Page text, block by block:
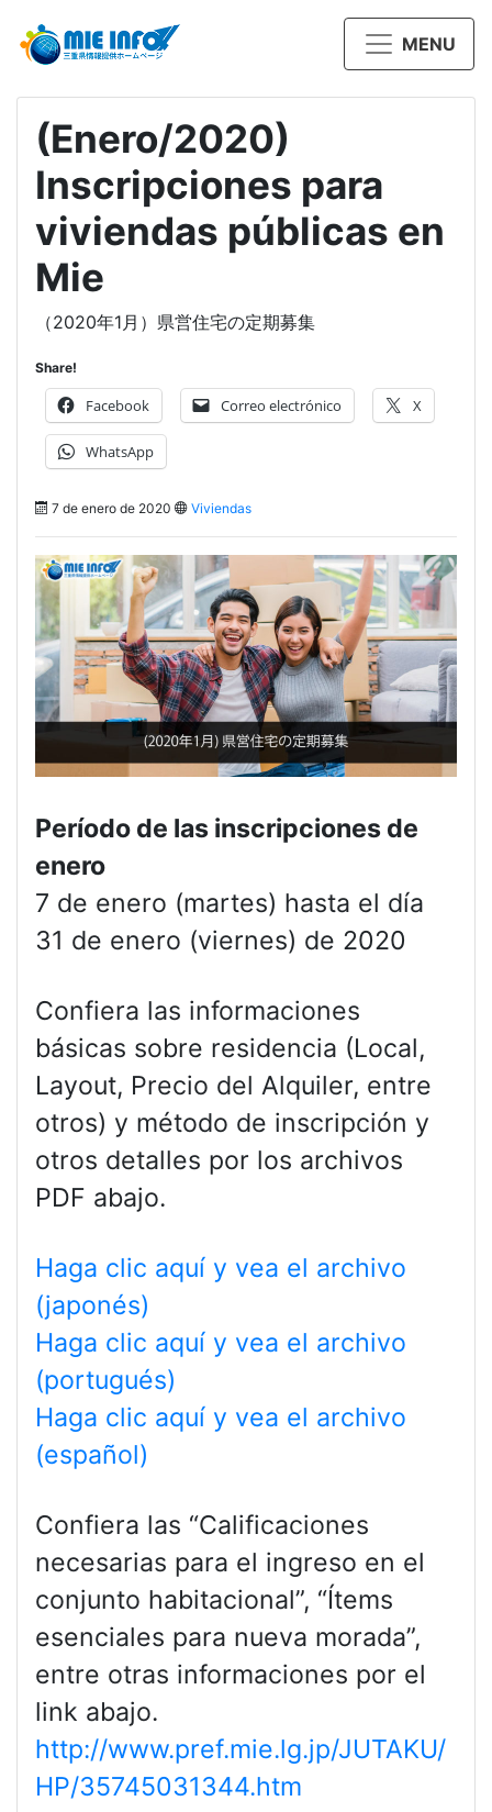
MENU
(Enero/2020)
Inscripciones para
viviendas públicas en
Mie
（2020年1月）県営住宅の定期募集
Share!
Facebook Correo electrónico X
WhatsApp
7 de enero de 2020 Viviendas
Período de las inscripciones de
enero
7 de enero (martes) hasta el día
31 de enero (viernes) de 2020
Confiera las informaciones
básicas sobre residencia (Local,
Layout, Precio del Alquiler, entre
otros) y método de inscripción y
otros detalles por los archivos
PDF abajo.
Haga clic aquí y vea el archivo
(japonés)
Haga clic aquí y vea el archivo
(portugués)
Haga clic aquí y vea el archivo
(español)
Confiera las “Calificaciones
necesarias para el ingreso en el
conjunto habitacional”, “Ítems
esenciales para nueva morada”,
entre otras informaciones por el
link abajo.
http://www.pref.mie.lg.jp/JUTAKU/
HP/35745031344.htm